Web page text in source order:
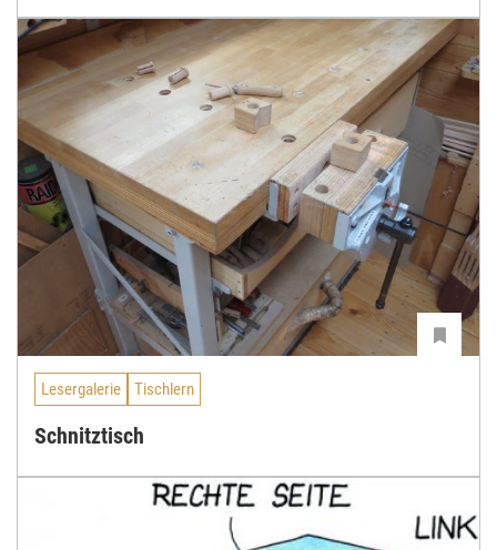
Lesergalerie Tischlern
Schnitztisch